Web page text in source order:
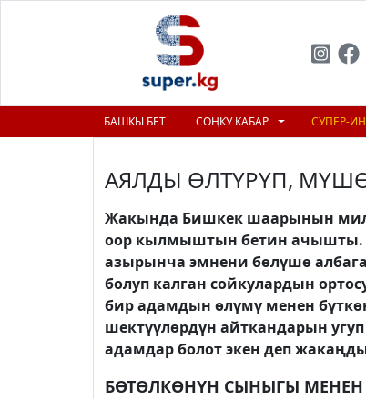
БАШКЫ БЕТ СОҢКУ КАБАР СУПЕР-
АЯЛДЫ ӨЛТҮРҮП,
Жакында Бишкек шаарынын
оор кылмыштын бетин
азырынча эмнени бөлүшө
болуп калган сойкулардын
бир адамдын өлүмү менен
шектүүлөрдүн айткандарын
адамдар болот экен деп
БӨТӨЛКӨНҮН СЫНЫГЫ